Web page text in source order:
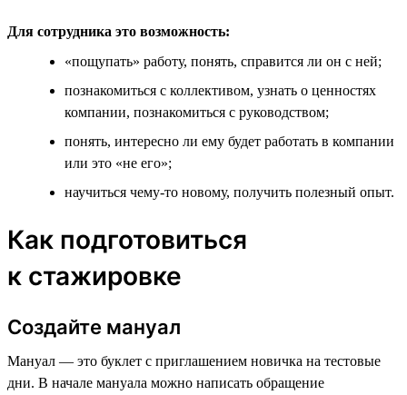
Для сотрудника это возможность:
«пощупать» работу, понять, справится ли он с ней;
познакомиться с коллективом, узнать о ценностях
компании, познакомиться с руководством;
понять, интересно ли ему будет работать в компании
или это «не его»;
научиться чему-то новому, получить полезный опыт.
Как подготовиться
к стажировке
Создайте мануал
Мануал — это буклет с приглашением новичка на тестовые
дни. В начале мануала можно написать обращение